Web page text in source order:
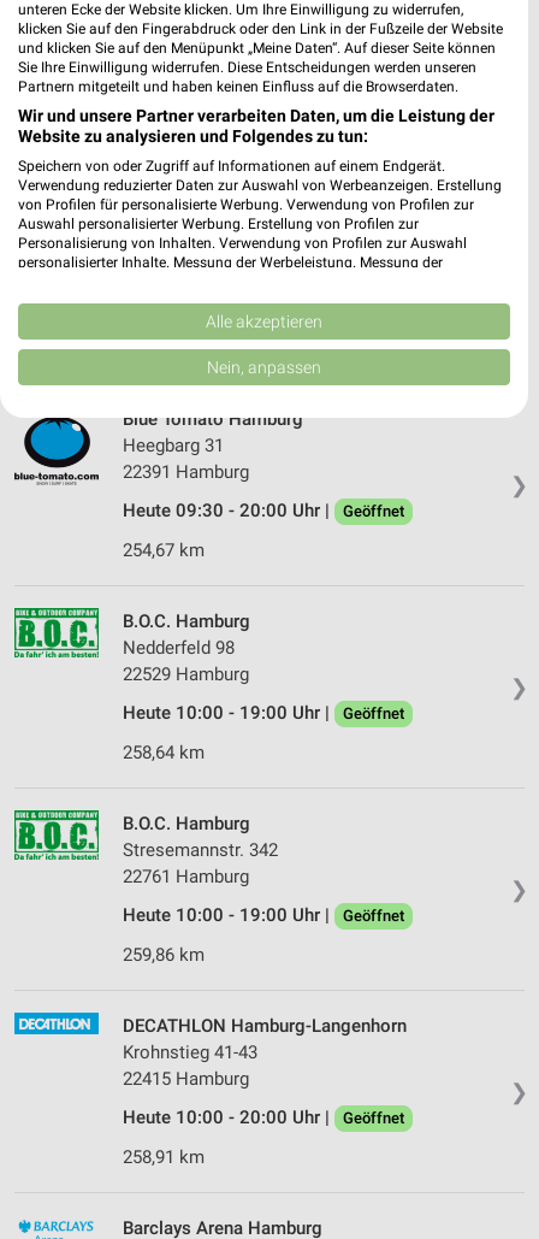
Globetrotter Hamburg-Gänsemarkt
Gerhofstraße 19
20354 Hamburg
Heute 10:00 - 19:00 Uhr |
Geöffnet
255,69 km
Meridian Spa & Fitness Hamburg
Fuhlsbüttler Str. 405
22309 Hamburg
Heute 06:30 - 23:00 Uhr | Geöffnet
255,11 km
❯
Blue Tomato Hamburg
Heegbarg 31
22391 Hamburg
Heute 09:30 - 20:00 Uhr |
Geöffnet
254,67 km
❯
B.O.C. Hamburg
Nedderfeld 98
22529 Hamburg
Heute 10:00 - 19:00 Uhr |
Geöffnet
258,64 km
❯
B.O.C. Hamburg
Stresemannstr. 342
22761 Hamburg
Heute 10:00 - 19:00 Uhr |
Geöffnet
259,86 km
❯
DECATHLON Hamburg-Langenhorn
Krohnstieg 41-43
22415 Hamburg
Heute 10:00 - 20:00 Uhr |
Geöffnet
258,91 km
Barclays Arena Hamburg
unteren Ecke der Website klicken. Um Ihre Einwilligung zu widerrufen,
klicken Sie auf den Fingerabdruck oder den Link in der Fußzeile der Website
und klicken Sie auf den Menüpunkt „Meine Daten“. Auf dieser Seite können
Sie Ihre Einwilligung widerrufen. Diese Entscheidungen werden unseren
Partnern mitgeteilt und haben keinen Einfluss auf die Browserdaten.
Wir und unsere Partner verarbeiten Daten, um die Leistung der
Website zu analysieren und Folgendes zu tun:
Speichern von oder Zugriff auf Informationen auf einem Endgerät.
Verwendung reduzierter Daten zur Auswahl von Werbeanzeigen. Erstellung
von Profilen für personalisierte Werbung. Verwendung von Profilen zur
Auswahl personalisierter Werbung. Erstellung von Profilen zur
Personalisierung von Inhalten. Verwendung von Profilen zur Auswahl
personalisierter Inhalte. Messung der Werbeleistung. Messung der
Kombinationen von Daten aus verschiedenen Quellen. Entwicklung und
Verbesserung der Angebote. Verwendung reduzierter Daten zur Auswahl
von Inhalten.
Daten können außerhalb der Europäischen Union weitergegeben und in die
USA gesendet werden.
Website/App.
Partnerliste anzeigen (1 IAB-Anbieter)
Wir nutzen Ihre Daten für folgende Zwecke:
IAB-Verarbeitungszwecke:
Speichern von oder Zugriff auf Informationen
Verwendung reduzierter Daten zur Auswahl von
Werbeanzeigen
Verwendung von Profilen zur Auswahl
Erstellung von Profilen zur Personalisierung
von Inhalten
personalisierter Inhalte
Messung der Performance von Inhalten
Analyse von Zielgruppen durch Statistiken oder
Kombinationen von Daten aus verschiedenen
Entwicklung und Verbesserung der Angebote
Inhalten
Alle akzeptieren
Nein, anpassen